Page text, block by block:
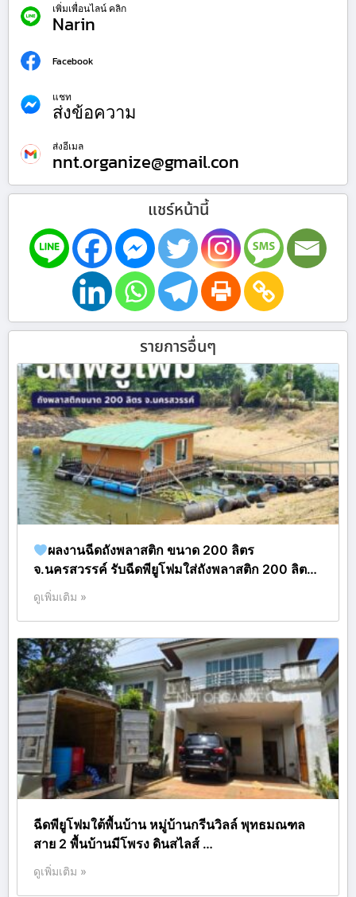
เพิ่มเพื่อนไลน์ คลิก
Narin
Facebook
แชท
ส่งข้อความ
ส่งอีเมล
nnt.organize@gmail.con
แชร์หน้านี้
รายการอื่นๆ
ผลงานฉีดถังพลาสติก ขนาด 200 ลิตร
จ.นครสวรรค์ รับฉีดพียูโฟมใส่ถังพลาสติก 200 ลิต…
ดูเพิ่มเติม »
ฉีดพียูโฟมใต้พื้นบ้าน หมู่บ้านกรีนวิลล์ พุทธมณฑล
สาย 2 พื้นบ้านมีโพรง ดินสไลส์ …
ดูเพิ่มเติม »